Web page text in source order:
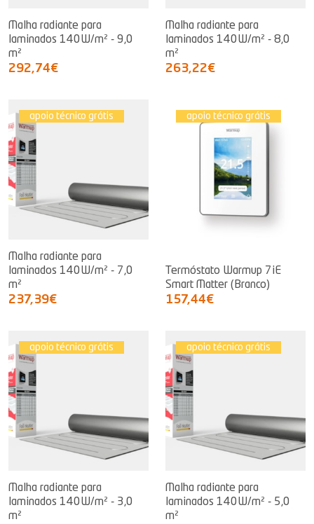
Malha radiante para
laminados 140W/m² - 9,0
m²
292,74€
Malha radiante para
laminados 140W/m² - 8,0
m²
263,22€
apoio técnico grátis
Malha radiante para
laminados 140W/m² - 7,0
m²
237,39€
apoio técnico grátis
Termóstato Warmup 7iE
Smart Matter (Branco)
157,44€
apoio técnico grátis
Malha radiante para
laminados 140W/m² - 3,0
m²
apoio técnico grátis
Malha radiante para
laminados 140W/m² - 5,0
m²